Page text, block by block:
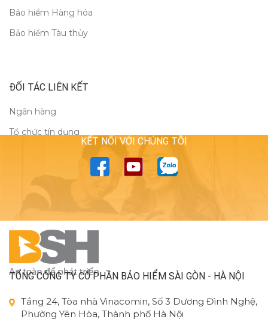
Bảo hiểm Hàng hóa
Bảo hiểm Tàu thủy
ĐỐI TÁC LIÊN KẾT
Ngân hàng
Tổ chức tín dụng
TỔNG CÔNG TY CỔ PHẦN BẢO HIỂM SÀI GÒN - HÀ NỘI
Tầng 24, Tòa nhà Vinacomin, Số 3 Dương Đình Nghệ,
Phường Yên Hòa, Thành phố Hà Nội
KẾT NỐI VỚI CHÚNG TÔI